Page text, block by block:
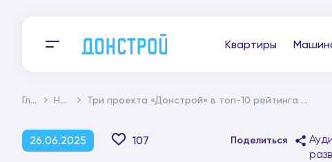
Квартиры
Главная Новости Три проекта «Донстрой» в топ-10 рейтинга жилых комплексов с крупнейшими внутридомовыми пространствами
26.06.2025 107 Поделиться